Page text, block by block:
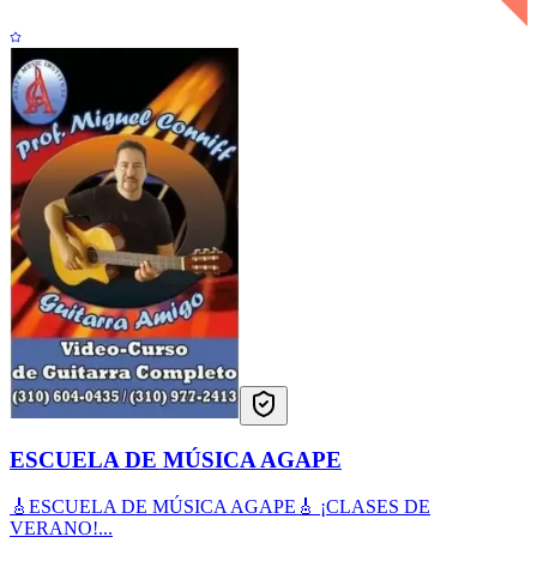
ESCUELA DE MÚSICA AGAPE
🎸ESCUELA DE MÚSICA AGAPE🎸 ¡CLASES DE
VERANO!...